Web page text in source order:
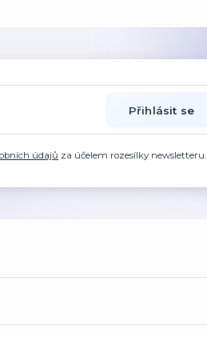
Přihlásit se
údajů za účelem rozesílky newsletteru.